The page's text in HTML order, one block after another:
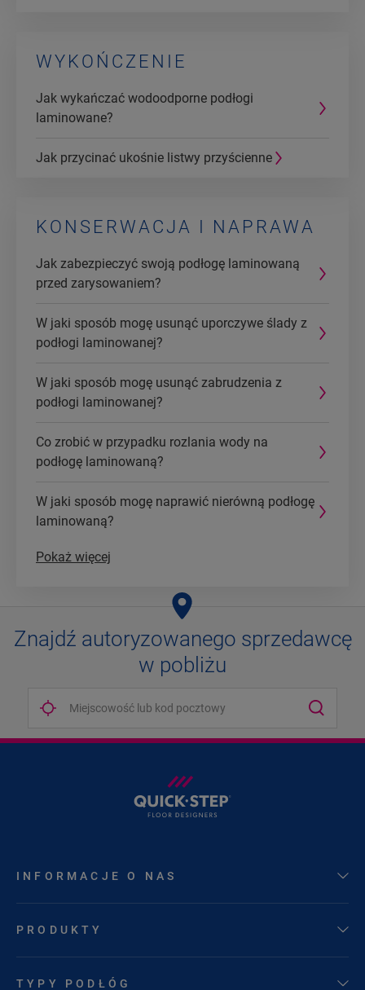
WYKOŃCZENIE
Jak wykańczać wodoodporne podłogi
laminowane?
Jak przycinać ukośnie listwy przyścienne
KONSERWACJA I NAPRAWA
Jak zabezpieczyć swoją podłogę laminowaną
przed zarysowaniem?
W jaki sposób mogę usunąć uporczywe ślady z
podłogi laminowanej?
W jaki sposób mogę usunąć zabrudzenia z
podłogi laminowanej?
Co zrobić w przypadku rozlania wody na
podłogę laminowaną?
W jaki sposób mogę naprawić nierówną podłogę
laminowaną?
Pokaż więcej
Znajdź autoryzowanego sprzedawcę
w pobliżu
INFORMACJE O NAS
PRODUKTY
TYPY PODŁÓG